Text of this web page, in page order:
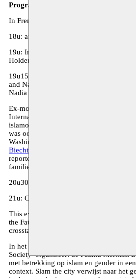
Programme
In French and dutch with simultaneous
18u: afterwork reception and networking
19u: Introduction by Iman Lechkar-
Holder VUB
19u15: Presentations and debate: Yassin
and Najib Elmokhtari on the legacy of
Nadia Dala
Ex-moussem medewerkster Nadia Dala is
International Reporting aan de Thomas
islamologe van opleiding en studeerde
was ook gastdocente aan Georgetown
Washington DC. Dit najaar lanceert ze
Biecht ’ bij uitgeverij WPG. Het verhaal
reporter met een dubbele raciale
familiegeheimen ontdekt.
20u30: break
21u: Concert Abeer El Abed &
This evening is organised by Moussem
the Fatmia Mernissi Chair (VUB) in
crosstalks (VUB), BOZAR and AWSA.
In het kader van het project ‘Slam the
Society’ organiseert de Fatima Mernissi
met betrekking op islam en gender in
context. Slam the city verwijst naar het